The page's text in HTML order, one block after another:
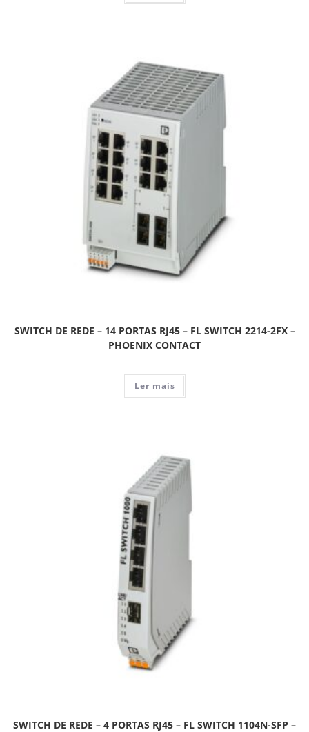
SWITCH DE REDE – 14 PORTAS RJ45 – FL SWITCH 2214-2FX –
PHOENIX CONTACT
Ler mais
SWITCH DE REDE – 4 PORTAS RJ45 – FL SWITCH 1104N-SFP –